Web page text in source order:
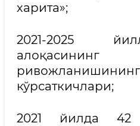
харита»;
2021-2025
алоқасининг
кўрсаткичлари;
2021 йилда 42